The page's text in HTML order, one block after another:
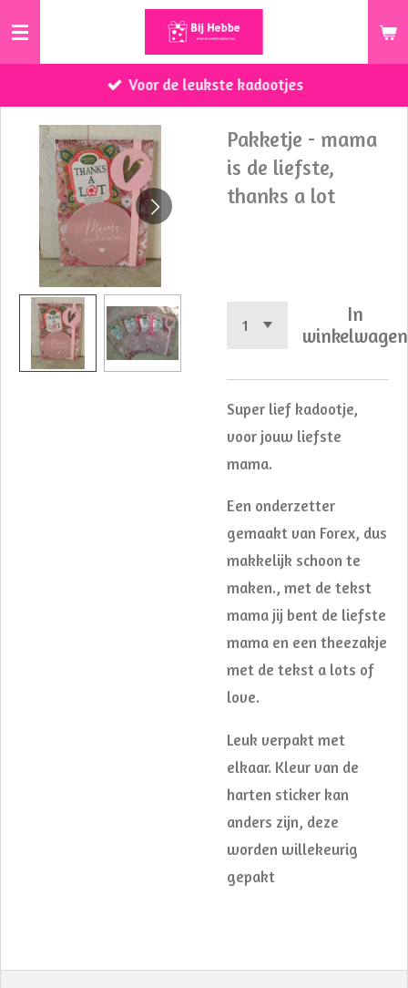
Ga
de
hoofdinhoud
Voor de leukste kadootjes
Pakketje - mama
is de liefste,
thanks a lot
In
winkelwagen
Super lief kadootje,
voor jouw liefste
mama.
Een onderzetter
gemaakt van Forex, dus
makkelijk schoon te
maken., met de tekst
mama jij bent de liefste
mama en een theezakje
met de tekst a lots of
love.
Leuk verpakt met
elkaar. Kleur van de
harten sticker kan
anders zijn, deze
worden willekeurig
gepakt